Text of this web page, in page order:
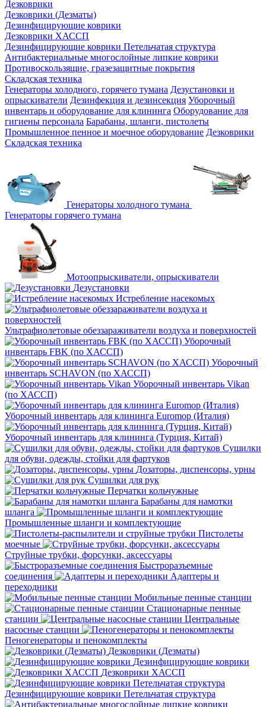
Дезковрики
Дезковрики (Дезматы)
Дезинфицирующие коврики
Дезковрики ХАССП
Дезинфицирующие коврики Петельчатая структура
Антибактериальные многослойные липкие коврики
Противоскользящие, гразезащитные покрытия
Складская техника
Генераторы холодного, горячего тумана Дезустановки и
опрыскиватели Дезинфекция и дезинсекция Уборочный
инвентарь и оборудование для клининга Оборудование для
гигиены персонала Барабаны, шланги, пистолеты
Промышленное пенное и моечное оборудование Дезковрики
Складская техника
Генераторы холодного тумана
Генераторы горячего тумана
Мотоопрыскиватели, опрыскиватели
Дезустановки
Истребление насекомых
Ультрафиолетовые обеззараживатели воздуха и поверхностей
Уборочный
инвентарь FBK (по ХАССП)
Уборочный
инвентарь SCHAVON (по ХАССП)
Уборочный инвентарь Vikan
(по ХАССП)
Уборочный инвентарь для клининга Euromop (Италия)
Уборочный инвентарь для клининга (Турция, Китай)
Сушилки
для обуви, одежды, стойки для фартуков
Дозаторы, диспенсоры, урны
Сушилки для рук
Перчатки кольчужные
Барабаны для намотки
шланга
Промышленные шланги и комплектующие
Пистолеты
моечные
Струйные трубки, форсунки, аксессуары
Быстроразъемные
соединения
Адаптеры и
переходники
Мобильные пенные станции
Стационарные пенные
станции
Центральные
насосные станции
Пеногенераторы и пенокомплекты
Дезковрики (Дезматы)
Дезинфицирующие коврики
Дезковрики ХАССП
Дезинфицирующие коврики Петельчатая структура